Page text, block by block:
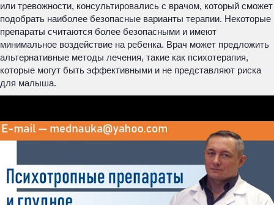
или тревожности, консультировались с врачом, который сможет
подобрать наиболее безопасные варианты терапии. Некоторые
препараты считаются более безопасными и имеют
минимальное воздействие на ребенка. Врач может предложить
альтернативные методы лечения, такие как психотерапия,
которые могут быть эффективными и не представляют риска
для малыша.